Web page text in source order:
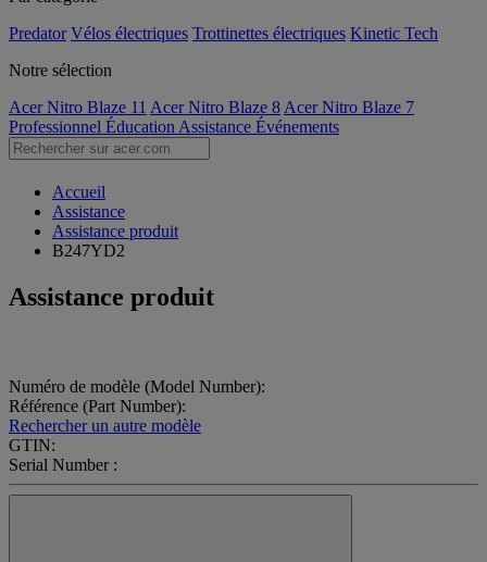
Predator Vélos électriques Trottinettes électriques Kinetic Tech
Notre sélection
Acer Nitro Blaze 11 Acer Nitro Blaze 8 Acer Nitro Blaze 7
Professionnel Éducation Assistance Événements
Accueil
Assistance
Assistance produit
B247YD2
Assistance produit
Numéro de modèle (Model Number):
Référence (Part Number):
Rechercher un autre modèle
GTIN:
Serial Number :